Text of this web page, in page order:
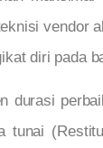
vendor
diri pada
durasi
tunai